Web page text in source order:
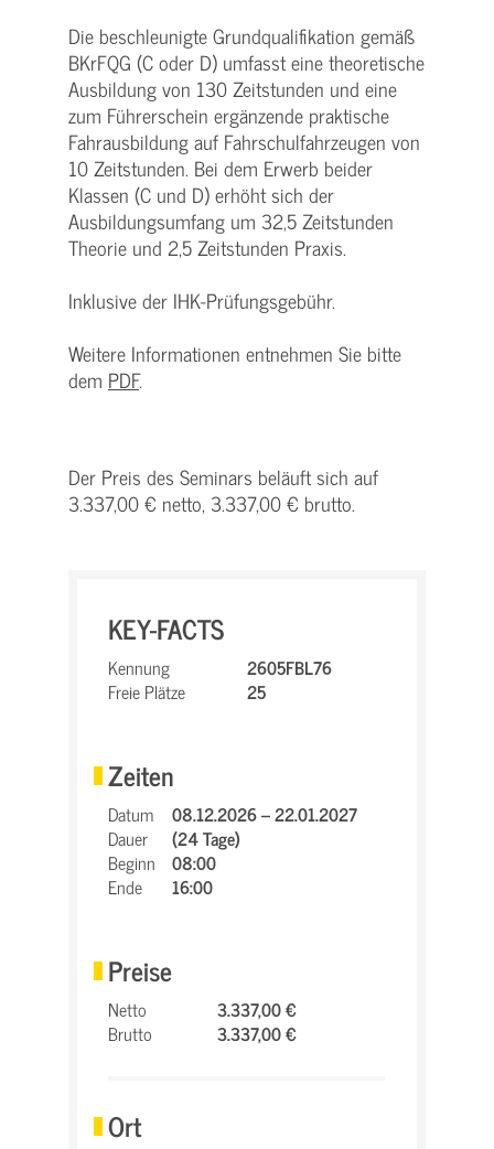
Die beschleunigte Grundqualifikation gemäß
BKrFQG (C oder D) umfasst eine theoretische
Ausbildung von 130 Zeitstunden und eine
zum Führerschein ergänzende praktische
Fahrausbildung auf Fahrschulfahrzeugen von
10 Zeitstunden. Bei dem Erwerb beider
Klassen (C und D) erhöht sich der
Ausbildungsumfang um 32,5 Zeitstunden
Theorie und 2,5 Zeitstunden Praxis.
Inklusive der IHK-Prüfungsgebühr.
Weitere Informationen entnehmen Sie bitte
dem PDF.
Der Preis des Seminars beläuft sich auf
3.337,00 € netto, 3.337,00 € brutto.
KEY-FACTS
Kennung
2605FBL76
Freie Plätze
25
Zeiten
Datum
08.12.2026 – 22.01.2027
Dauer
(24 Tage)
Beginn
08:00
Ende
16:00
Preise
Netto
3.337,00 €
Brutto
3.337,00 €
Ort